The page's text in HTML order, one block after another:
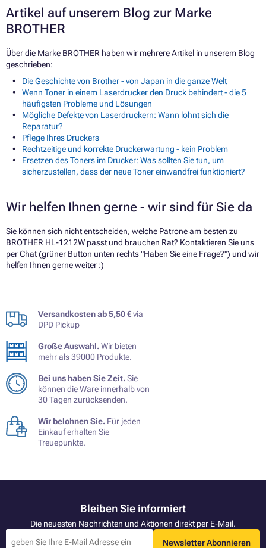
Artikel auf unserem Blog zur Marke
BROTHER
Über die Marke BROTHER haben wir mehrere Artikel in unserem Blog
geschrieben:
Die Geschichte von Brother - von Japan in die ganze Welt
Wenn Toner in einem Laserdrucker den Druck behindert - die 5
häufigsten Probleme und Lösungen
Mögliche Defekte von Laserdruckern: Wann lohnt sich die
Reparatur?
Pflege Ihres Druckers
Rechtzeitige und korrekte Druckerwartung - kein Problem
Ersetzen des Toners im Drucker: Was sollten Sie tun, um
sicherzustellen, dass der neue Toner einwandfrei funktioniert?
Wir helfen Ihnen gerne - wir sind für Sie da
Sie können sich nicht entscheiden, welche Patrone am besten zu
BROTHER HL-1212W passt und brauchen Rat? Kontaktieren Sie uns
per Chat (grüner Button unten rechts "Haben Sie eine Frage?") und wir
helfen Ihnen gerne weiter :)
Versandkosten ab 5,50 €via
DPD Pickup
Große Auswahl.Wir bieten
mehr als 39000 Produkte.
Bei uns haben Sie Zeit.Sie
können die Ware innerhalb von
30 Tagen zurücksenden.
Wir belohnen Sie. Für jeden
Einkauf erhalten Sie
Treuepunkte.
Bleiben Sie informiert
Die neuesten Nachrichten und Aktionen direkt per E-Mail.
Newsletter Abonnieren